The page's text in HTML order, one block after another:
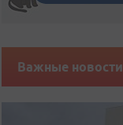
Важные новости